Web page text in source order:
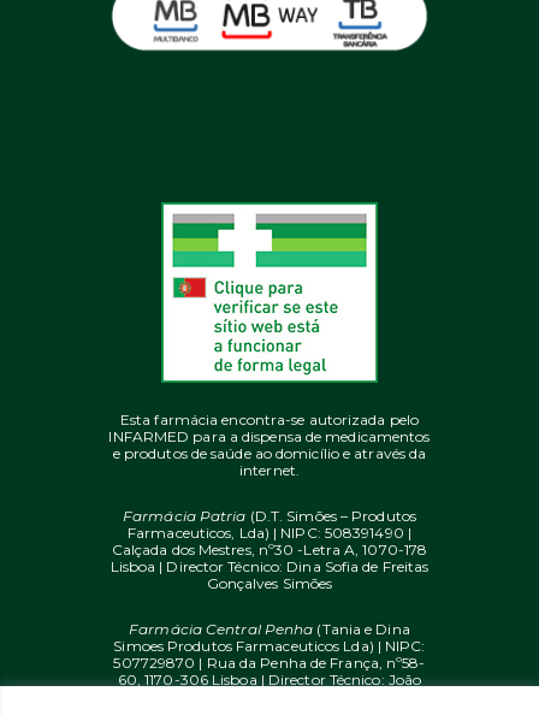
Esta farmácia encontra-se autorizada pelo
INFARMED para a dispensa de medicamentos
e produtos de saúde ao domicílio e através da
internet.
Farmácia Patria (D.T. Simões – Produtos
Farmaceuticos, Lda) | NIPC: 508391490 |
Calçada dos Mestres, nº30 -Letra A, 1070-178
Lisboa | Director Técnico: Dina Sofia de Freitas
Gonçalves Simões
Farmácia Central Penha (Tania e Dina
Simoes Produtos Farmaceuticos Lda) | NIPC:
507729870 | Rua da Penha de França, nº58-
60, 1170-306 Lisboa | Director Técnico: João